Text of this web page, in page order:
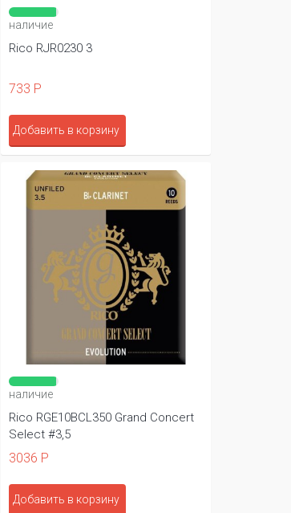
наличие
Rico RJR0230 3
733 Р
Добавить в корзину
наличие
Rico RGE10BCL350 Grand Concert
Select #3,5
3036 Р
Добавить в корзину